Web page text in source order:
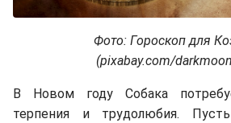
Фото: Гороскоп для
(pixabay.com/
В Новом году Собака
терпения и трудолюбия.